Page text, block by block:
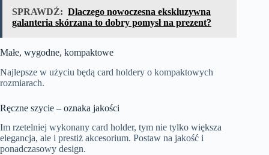
SPRAWDŹ: Dlaczego nowoczesna ekskluzywna
galanteria skórzana to dobry pomysł na prezent?
Małe, wygodne, kompaktowe
Najlepsze w użyciu będą card holdery o kompaktowych
rozmiarach.
Ręczne szycie – oznaka jakości
Im rzetelniej wykonany card holder, tym nie tylko większa
elegancja, ale i prestiż akcesorium. Postaw na jakość i
ponadczasowy design.